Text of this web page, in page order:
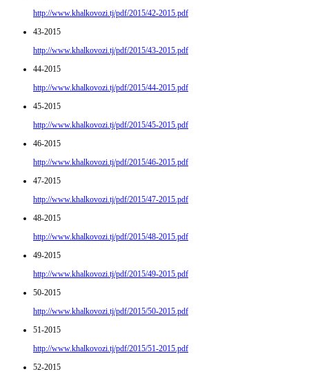
http://www.khalkovozi.tj/pdf/2015/42-2015.pdf
43-2015
http://www.khalkovozi.tj/pdf/2015/43-2015.pdf
44-2015
http://www.khalkovozi.tj/pdf/2015/44-2015.pdf
45-2015
http://www.khalkovozi.tj/pdf/2015/45-2015.pdf
46-2015
http://www.khalkovozi.tj/pdf/2015/46-2015.pdf
47-2015
http://www.khalkovozi.tj/pdf/2015/47-2015.pdf
48-2015
http://www.khalkovozi.tj/pdf/2015/48-2015.pdf
49-2015
http://www.khalkovozi.tj/pdf/2015/49-2015.pdf
50-2015
http://www.khalkovozi.tj/pdf/2015/50-2015.pdf
51-2015
http://www.khalkovozi.tj/pdf/2015/51-2015.pdf
52-2015